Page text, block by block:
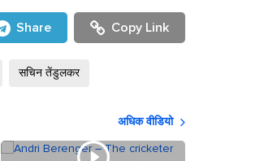
Share Copy Link
सचिन तेंडुलकर
अधिक वीडियो